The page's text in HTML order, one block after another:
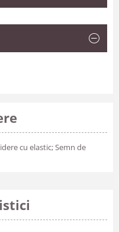
cu elastic; Semn de